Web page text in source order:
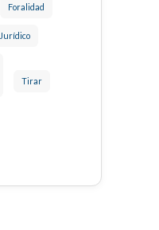
Foralidad
Jurídico
Tirar